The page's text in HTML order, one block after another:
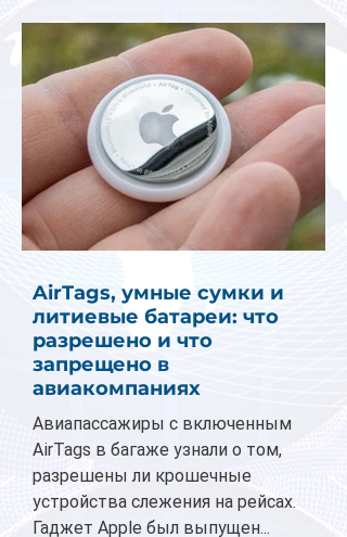
AirTags, умные сумки и
литиевые батареи: что
разрешено и что
запрещено в
авиакомпаниях
Авиапассажиры с включенным
AirTags в багаже узнали о том,
разрешены ли крошечные
устройства слежения на рейсах.
Гаджет Apple был выпущен...